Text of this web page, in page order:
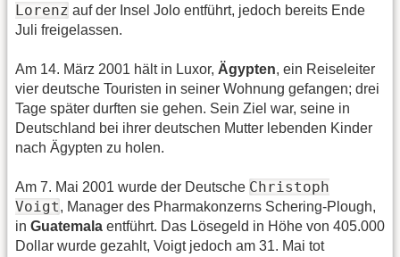
Lorenz auf der Insel Jolo entführt, jedoch bereits Ende
Juli freigelassen.
Am 14. März 2001 hält in Luxor, Ägypten, ein Reiseleiter
vier deutsche Touristen in seiner Wohnung gefangen; drei
Tage später durften sie gehen. Sein Ziel war, seine in
Deutschland bei ihrer deutschen Mutter lebenden Kinder
nach Ägypten zu holen.
Am 7. Mai 2001 wurde der Deutsche Christoph
Voigt, Manager des Pharmakonzerns Schering-Plough,
in Guatemala entführt. Das Lösegeld in Höhe von 405.000
Dollar wurde gezahlt, Voigt jedoch am 31. Mai tot